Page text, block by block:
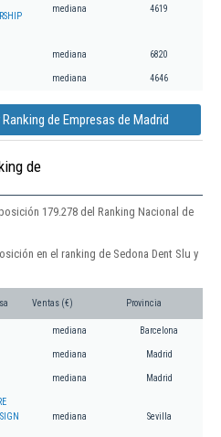
mediana 4619
mediana 6820
mediana 4646
Ranking de Empresas de Madrid
de
179.278 del Ranking Nacional de
en el ranking de Sedona Dent Slu y
Ventas (€) Provincia
mediana Barcelona
mediana Madrid
mediana Madrid
mediana Sevilla